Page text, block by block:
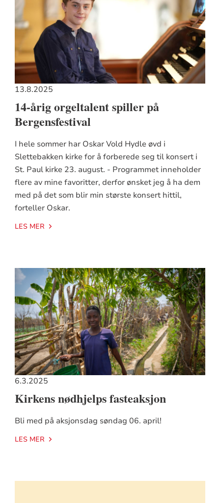
13.8.2025
14-årig orgeltalent spiller på
Bergensfestival
I hele sommer har Oskar Vold Hydle øvd i
Slettebakken kirke for å forberede seg til konsert i
St. Paul kirke 23. august. - Programmet inneholder
flere av mine favoritter, derfor ønsket jeg å ha dem
med på det som blir min største konsert hittil,
forteller Oskar.
LES MER
6.3.2025
Kirkens nødhjelps fasteaksjon
Bli med på aksjonsdag søndag 06. april!
LES MER